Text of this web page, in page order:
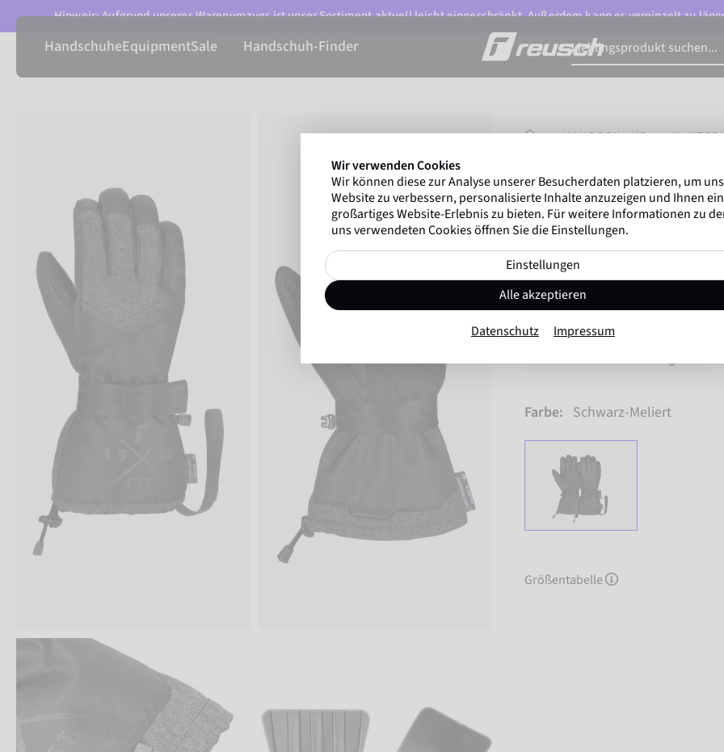
Hinweis: Aufgrund unseres Warenumzugs ist unser Sortiment aktuell leicht eingeschränkt. Außerdem kann es vereinzelt zu
HandschuheEquipmentSale Handschuh-Finder
STARTSEITEHANDSCHUHE
Marco Odermatt
und mehr
Winterathletenweltweit
Reusch Baseplate
Artikel-Nr. 6364272
Farbe: Schwarz-Meliert
Größentabelle
Wir verwenden Cookies
Wir können diese zur Analyse unserer Besucherdaten platzieren, um
Website zu verbessern, personalisierte Inhalte anzuzeigen und Ihnen ein
großartiges Website-Erlebnis zu bieten. Für weitere Informationen zu
uns verwendeten Cookies öffnen Sie die Einstellungen.
Einstellungen
Alle akzeptieren
Datenschutz Impressum